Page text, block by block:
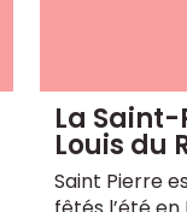
La
Louis du
Saint Pierre